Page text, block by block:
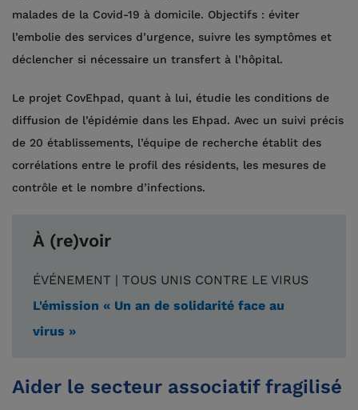
malades de la Covid-19 à domicile. Objectifs : éviter
l’embolie des services d’urgence, suivre les symptômes et
déclencher si nécessaire un transfert à l’hôpital.
Le projet CovEhpad, quant à lui, étudie les conditions de
diffusion de l’épidémie dans les Ehpad. Avec un suivi précis
de 20 établissements, l’équipe de recherche établit des
corrélations entre le profil des résidents, les mesures de
contrôle et le nombre d’infections.
À (re)voir
ÉVÉNEMENT | TOUS UNIS CONTRE LE VIRUS
L'émission « Un an de solidarité face au
virus »
Aider le secteur associatif fragilisé